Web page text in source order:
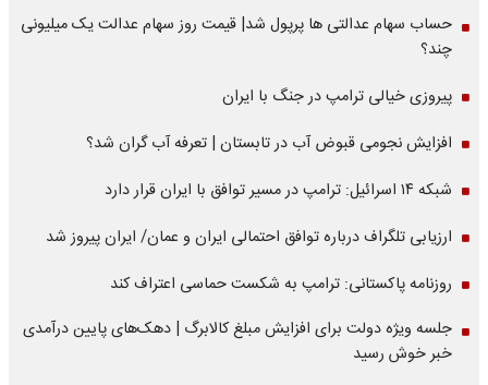
حساب سهام عدالتی ها پرپول شد| قیمت روز سهام عدالت یک میلیونی
چند؟
پیروزی خیالی ترامپ در جنگ با ایران
افزایش نجومی قبوض آب در تابستان | تعرفه آب گران شد؟
شبکه ۱۴ اسرائیل: ترامپ در مسیر توافق با ایران قرار دارد
ارزیابی تلگراف درباره توافق احتمالی ایران و عمان/ ایران پیروز شد
روزنامه پاکستانی: ترامپ به شکست حماسی اعتراف کند
جلسه ویژه دولت برای افزایش مبلغ کالابرگ | دهک‌های پایین درآمدی
خبر خوش رسید